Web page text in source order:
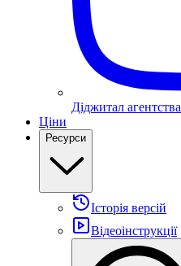
Діджитал агентства
Ціни
Ресурси
Історія версій
Відеоінструкції